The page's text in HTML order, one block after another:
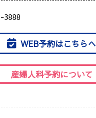
3888
WEB予約はこちらへ
産婦人科予約について